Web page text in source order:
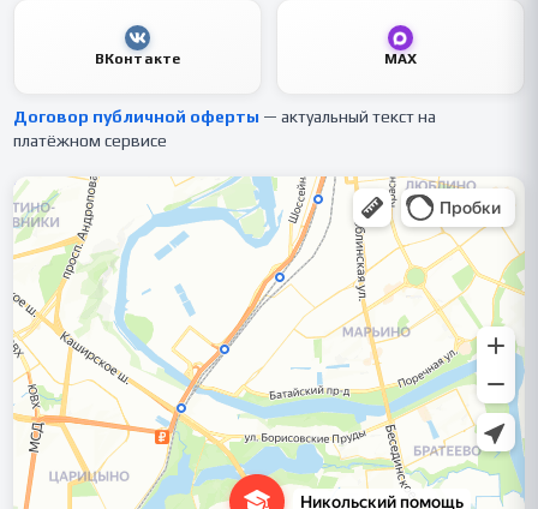
ВКонтакте MAX
Договор публичной оферты — актуальный текст на
платёжном сервисе